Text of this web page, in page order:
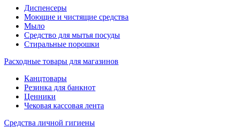
Диспенсеры
Моющие и чистящие средства
Мыло
Средство для мытья посуды
Стиральные порошки
Расходные товары для магазинов
Канцтовары
Резинка для банкнот
Ценники
Чековая кассовая лента
Средства личной гигиены